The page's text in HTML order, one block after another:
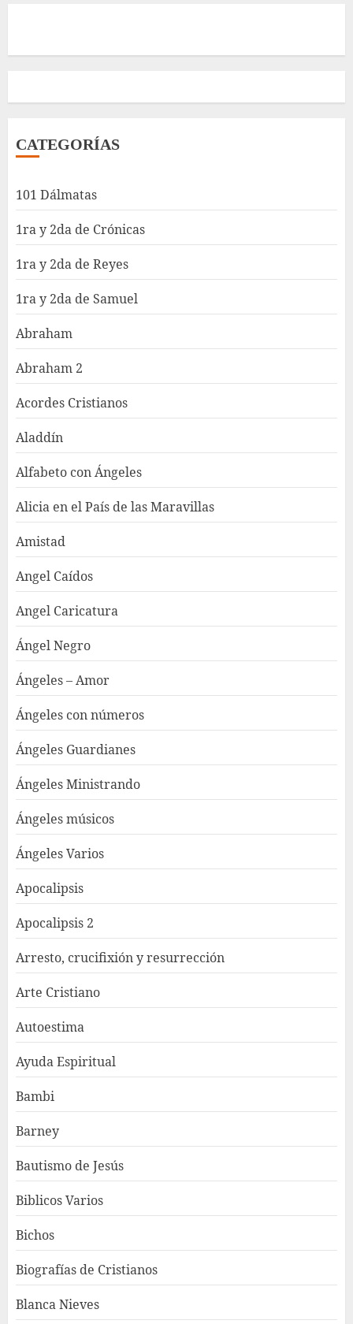
CATEGORÍAS
101 Dálmatas
1ra y 2da de Crónicas
1ra y 2da de Reyes
1ra y 2da de Samuel
Abraham
Abraham 2
Acordes Cristianos
Aladdín
Alfabeto con Ángeles
Alicia en el País de las Maravillas
Amistad
Angel Caídos
Angel Caricatura
Ángel Negro
Ángeles – Amor
Ángeles con números
Ángeles Guardianes
Ángeles Ministrando
Ángeles músicos
Ángeles Varios
Apocalipsis
Apocalipsis 2
Arresto, crucifixión y resurrección
Arte Cristiano
Autoestima
Ayuda Espiritual
Bambi
Barney
Bautismo de Jesús
Biblicos Varios
Bichos
Biografías de Cristianos
Blanca Nieves